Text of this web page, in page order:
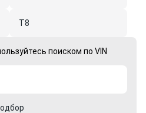
T8
поиском по VIN